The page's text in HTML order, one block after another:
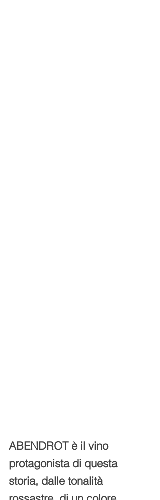
ABENDROT è il vino
protagonista di questa
storia, dalle tonalità